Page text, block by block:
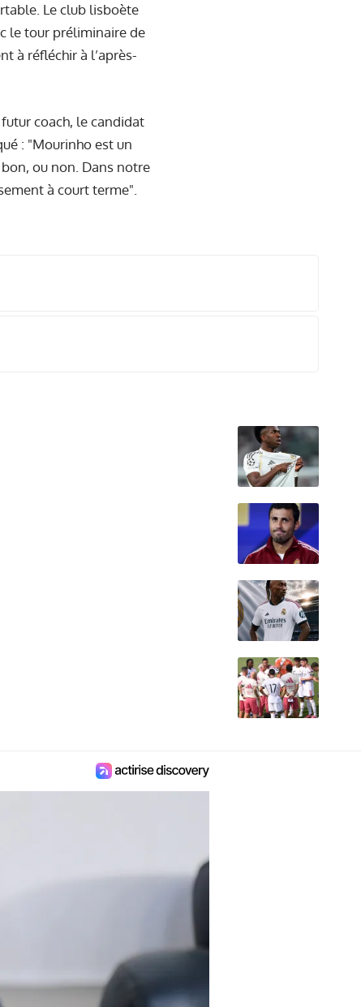
Le club lisboète
le tour préliminaire de
à réfléchir à l’après-
coach, le candidat
: "Mourinho est un
ou non. Dans notre
à court terme".